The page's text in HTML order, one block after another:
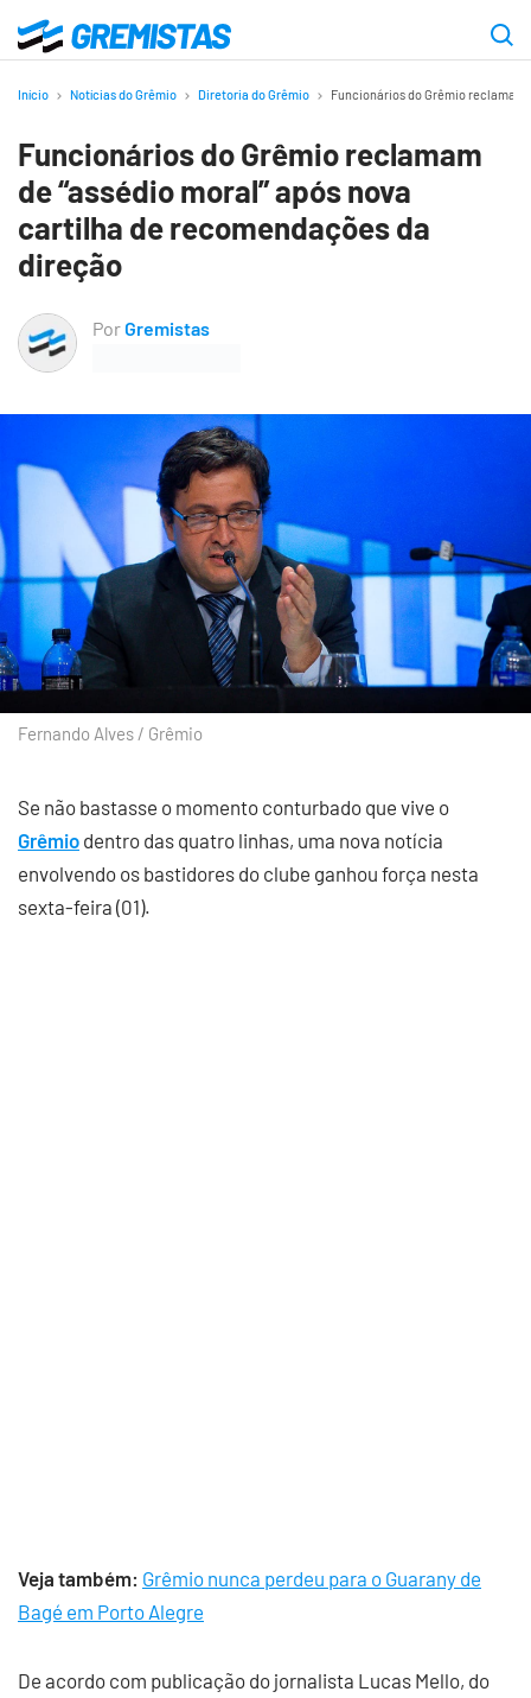
para
principal
Gremistas
Início Notícias do Grêmio Diretoria do Grêmio Funcionários do Grêmio reclamam
Funcionários do Grêmio reclamam
de “assédio moral” após nova
cartilha de recomendações da
direção
PorGremistas
Fernando Alves / Grêmio
Se não bastasse o momento conturbado que vive o
Grêmio dentro das quatro linhas, uma nova notícia
envolvendo os bastidores do clube ganhou força nesta
sexta-feira (01).
Veja também: Grêmio nunca perdeu para o Guarany de
Bagé em Porto Alegre
De acordo com publicação do jornalista Lucas Mello, do